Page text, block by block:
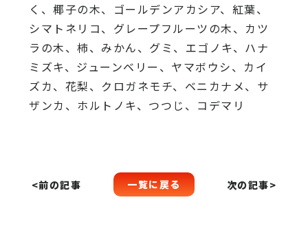
く、椰子の木、 ゴールデンアカシア、紅葉、
シマトネリコ、 グレープフルーツの木、カツ
ラの木、柿、みかん、グミ、 エゴノキ、ハナ
ミズキ、ジューンベリー、ヤマボウシ、カイ
ズカ、 花梨、クロガネモチ、ベニカナメ、サ
ザンカ、ホルトノキ、 つつじ、コデマリ
<前の記事 一覧に戻る 次の記事>